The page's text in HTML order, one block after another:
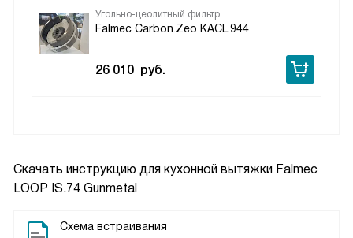
Скачать инструкцию для кухонной вытяжки Falmec
LOOP IS.74 Gunmetal
Схема встраивания
Угольно-цеолитный фильтр
Falmec Carbon.Zeo KACL.944
26 010 руб.